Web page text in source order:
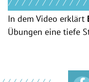
In dem Video erklärt
Übungen eine tiefe